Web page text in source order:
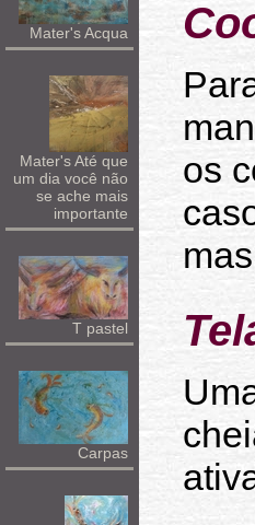
Mater's Acqua
Mater's Até que
um dia você não
se ache mais
importante
T pastel
Carpas
os